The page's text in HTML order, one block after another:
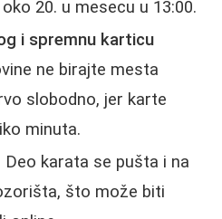
20. u mesecu u 13:00.
i spremnu karticu
ne birajte mesta
slobodno, jer karte
minuta.
Deo karata se pušta i na
što može biti